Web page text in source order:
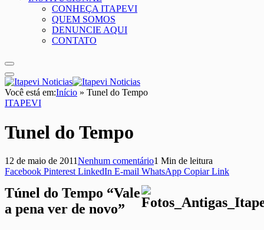
CONHEÇA ITAPEVI
QUEM SOMOS
DENUNCIE AQUI
CONTATO
Você está em:Início » Tunel do Tempo
ITAPEVI
Tunel do Tempo
12 de maio de 2011Nenhum comentário1 Min de leitura
Facebook Pinterest LinkedIn E-mail WhatsApp Copiar Link
Túnel do Tempo “Vale
a pena ver de novo”